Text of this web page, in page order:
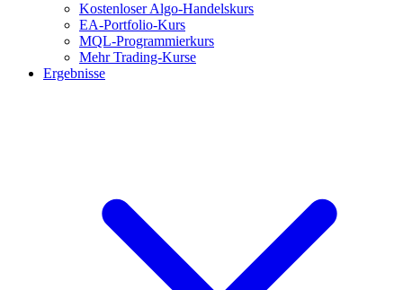
Kostenloser Algo-Handelskurs
EA-Portfolio-Kurs
MQL-Programmierkurs
Mehr Trading-Kurse
Ergebnisse